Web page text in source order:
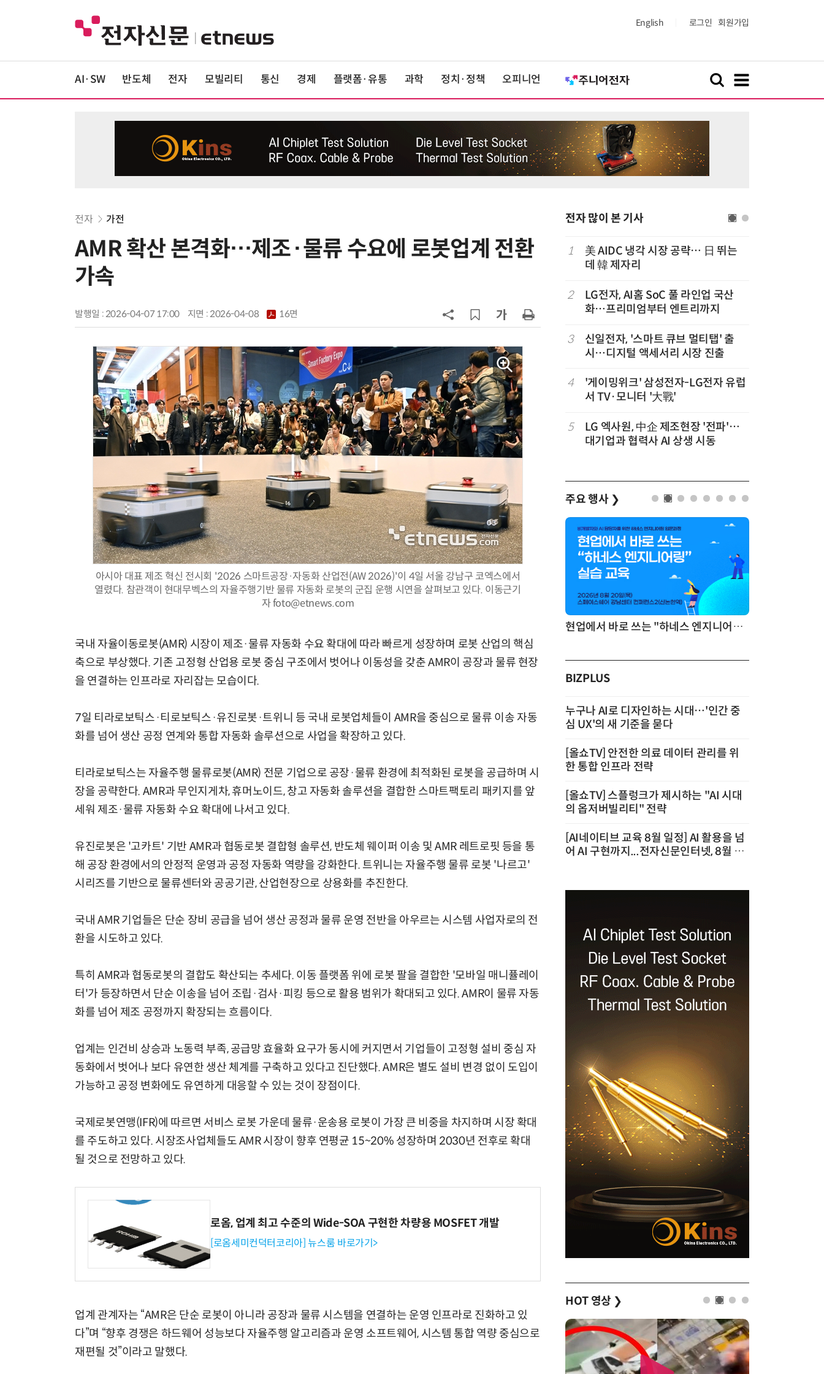
English 로그인 회원가입
AI·SW 반도체 전자 모빌리티 통신 경제 플랫폼·유통 과학 정치·정책 오피니언
전자 가전
AMR 확산 본격화…제조·물류 수요에 로봇업계 전환
가속
발행일 : 2026-04-07 17:00 지면 :2026-04-08 16면
아시아 대표 제조 혁신 전시회 '2026 스마트공장·자동화 산업전(AW 2026)'이 4일 서울 강남구 코엑스에서
열렸다. 참관객이 현대무벡스의 자율주행기반 물류 자동화 로봇의 군집 운행 시연을 살펴보고 있다. 이동근기
자 foto@etnews.com
국내 자율이동로봇(AMR) 시장이 제조·물류 자동화 수요 확대에 따라 빠르게 성장하며 로봇 산업의 핵심
축으로 부상했다. 기존 고정형 산업용 로봇 중심 구조에서 벗어나 이동성을 갖춘 AMR이 공장과 물류 현장
을 연결하는 인프라로 자리잡는 모습이다.
7일 티라로보틱스·티로보틱스·유진로봇·트위니 등 국내 로봇업체들이 AMR을 중심으로 물류 이송 자동
화를 넘어 생산 공정 연계와 통합 자동화 솔루션으로 사업을 확장하고 있다.
티라로보틱스는 자율주행 물류로봇(AMR) 전문 기업으로 공장·물류 환경에 최적화된 로봇을 공급하며 시
장을 공략한다. AMR과 무인지게차, 휴머노이드, 창고 자동화 솔루션을 결합한 스마트팩토리 패키지를 앞
세워 제조·물류 자동화 수요 확대에 나서고 있다.
유진로봇은 '고카트' 기반 AMR과 협동로봇 결합형 솔루션, 반도체 웨이퍼 이송 및 AMR 레트로핏 등을 통
해 공장 환경에서의 안정적 운영과 공정 자동화 역량을 강화한다. 트위니는 자율주행 물류 로봇 '나르고'
시리즈를 기반으로 물류센터와 공공기관, 산업현장으로 상용화를 추진한다.
국내 AMR 기업들은 단순 장비 공급을 넘어 생산 공정과 물류 운영 전반을 아우르는 시스템 사업자로의 전
환을 시도하고 있다.
특히 AMR과 협동로봇의 결합도 확산되는 추세다. 이동 플랫폼 위에 로봇 팔을 결합한 '모바일 매니퓰레이
터'가 등장하면서 단순 이송을 넘어 조립·검사·피킹 등으로 활용 범위가 확대되고 있다. AMR이 물류 자동
화를 넘어 제조 공정까지 확장되는 흐름이다.
업계는 인건비 상승과 노동력 부족, 공급망 효율화 요구가 동시에 커지면서 기업들이 고정형 설비 중심 자
동화에서 벗어나 보다 유연한 생산 체계를 구축하고 있다고 진단했다. AMR은 별도 설비 변경 없이 도입이
가능하고 공정 변화에도 유연하게 대응할 수 있는 것이 장점이다.
국제로봇연맹(IFR)에 따르면 서비스 로봇 가운데 물류·운송용 로봇이 가장 큰 비중을 차지하며 시장 확대
를 주도하고 있다. 시장조사업체들도 AMR 시장이 향후 연평균 15~20% 성장하며 2030년 전후로 확대
될 것으로 전망하고 있다.
로옴, 업계 최고 수준의 Wide-SOA 구현한 차량용 MOSFET 개발
[로옴세미컨덕터코리아] 뉴스룸 바로가기>
업계 관계자는 “AMR은 단순 로봇이 아니라 공장과 물류 시스템을 연결하는 운영 인프라로 진화하고 있
다”며 “향후 경쟁은 하드웨어 성능보다 자율주행 알고리즘과 운영 소프트웨어, 시스템 통합 역량 중심으로
재편될 것”이라고 말했다.
전자 많이 본 기사
6
LG전자 “로니 판매량, 역대 최다…
주가 부양 '총력전'
지 대응을
9
쿠첸, 2026년형 '브레인 밥솥' 출
시…“표정으로 작동 상태 구분”
10 [포토] 폭염엔 물놀이지~
1
美 AIDC 냉각 시장 공략… 日 뛰는
데 韓 제자리
2
LG전자, AI홈 SoC 풀 라인업 국산
화…프리미엄부터 엔트리까지
3
신일전자, '스마트 큐브 멀티탭' 출
시…디지털 액세서리 시장 진출
4
'게이밍위크' 삼성전자-LG전자 유럽
서 TV·모니터 '大戰'
5
LG 엑사원, 中企 제조현장 '전파'…
대기업과 협력사 AI 상생 시동
주요 행사 ❯
현업에서 바로 쓰는 "하네스 엔지니어링" 실습 교육
BIZPLUS
누구나 AI로 디자인하는 시대…'인간 중
심 UX'의 새 기준을 묻다
[올쇼TV] 안전한 의료 데이터 관리를 위
한 통합 인프라 전략
[올쇼TV] 스플렁크가 제시하는 "AI 시대
의 옵저버빌리티" 전략
[AI네이티브 교육 8월 일정] AI 활용을 넘
어 AI 구현까지...전자신문인터넷, 8월 실
HOT 영상 ❯